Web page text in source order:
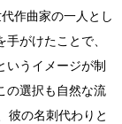
作曲家の一人とし
がけたことで、
いうイメージが制
の選択も自然な流
彼の名刺代わりと